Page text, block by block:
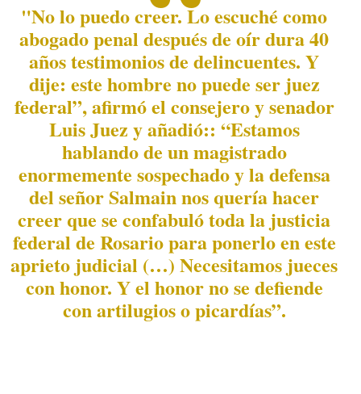
"No lo puedo creer. Lo escuché como
abogado penal después de oír dura 40
años testimonios de delincuentes. Y
dije: este hombre no puede ser juez
federal”, afirmó el consejero y senador
Luis Juez y añadió:: “Estamos
hablando de un magistrado
enormemente sospechado y la defensa
del señor Salmain nos quería hacer
creer que se confabuló toda la justicia
federal de Rosario para ponerlo en este
aprieto judicial (…) Necesitamos jueces
con honor. Y el honor no se defiende
con artilugios o picardías”.